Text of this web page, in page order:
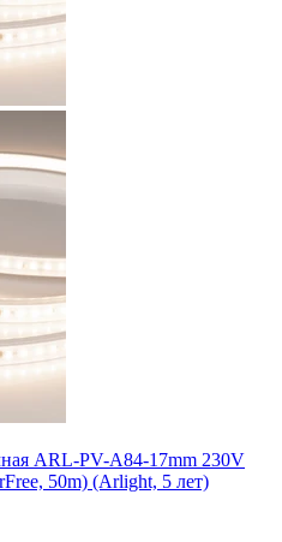
ARL-PV-A84-17mm 230V
50m) (Arlight, 5 лет)